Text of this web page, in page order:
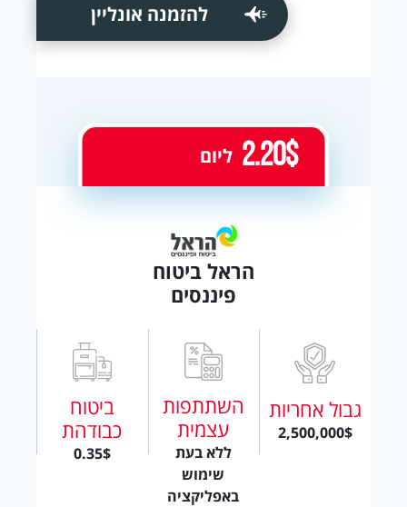
להזמנה אונליין
הראל ביטוח
פיננסים
גבול אחריות
2,500,000$
השתתפות
עצמית
ללא בעת
שימוש
באפליקציה
ביטוח
כבודהת
0.35$
2.20$ ליום